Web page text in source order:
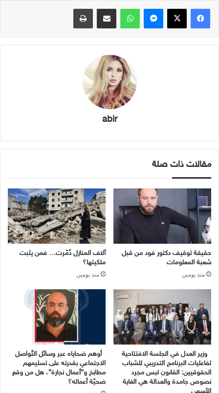
فيسبوك X ماسنجر واتساب مشاركة عبر البريد طباعة
abir
مقالات ذات صلة
حقيقة توقيف دكتور فود من قبل
شعبة المعلومات
منذ يومين
آلاف المنازل دُمّرت… فمن يثبت
ملكيتها؟
منذ يومين
وزير العدل في الجلسة الافتتاحية
لفاعليات البرنامج التدريبي للشباب
الحقوقيين: القانون لبس مجرد
نصوص جامدة والعدالة هي الغاية
الأسمى
أوهم ضحاياه عبر وسائل التّواصل
الاجتماعي بقدرته على تسليمهم
مطابخ و”أعمال نجارة”، هل من وقع
ضحيّة أعماله؟